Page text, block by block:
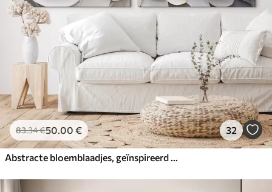
83.34€50.00 € 32
Abstracte bloemblaadjes, geïnspireerd op de schilderkunst